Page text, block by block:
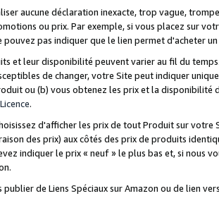
aucune déclaration inexacte, trop vague,
ou prix. Par exemple, si vous placez sur
pouvez pas indiquer que le lien permet d'acheter
et leur disponibilité peuvent varier au fil du
de changer, votre Site peut indiquer
ou (b) vous obtenez les prix et la disponibilité
Licence.
d'afficher les prix de tout Produit sur
des prix) aux côtés des prix de produits
indiquer le prix « neuf » le plus bas et, si nous
publier de Liens Spéciaux sur Amazon ou de lien